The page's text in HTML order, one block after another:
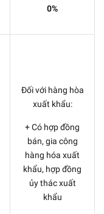
0%
Đối với hàng hòa
xuất khẩu:
+ Có hợp đồng
bán, gia công
hàng hóa xuất
khẩu, hợp đồng
ủy thác xuất
khẩu